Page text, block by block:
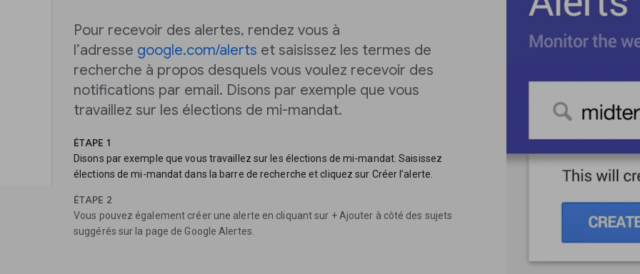
Pour recevoir des alertes, rendez vous à
l’adresse google.com/alerts et saisissez les termes de
recherche à propos desquels vous voulez recevoir des
notifications par email. Disons par exemple que vous
travaillez sur les élections de mi-mandat.
ÉTAPE 1
Disons par exemple que vous travaillez sur les élections de mi-mandat. Saisissez
élections de mi-mandat dans la barre de recherche et cliquez sur Créer l’alerte.
ÉTAPE 2
Vous pouvez également créer une alerte en cliquant sur + Ajouter à côté des sujets
suggérés sur la page de Google Alertes.